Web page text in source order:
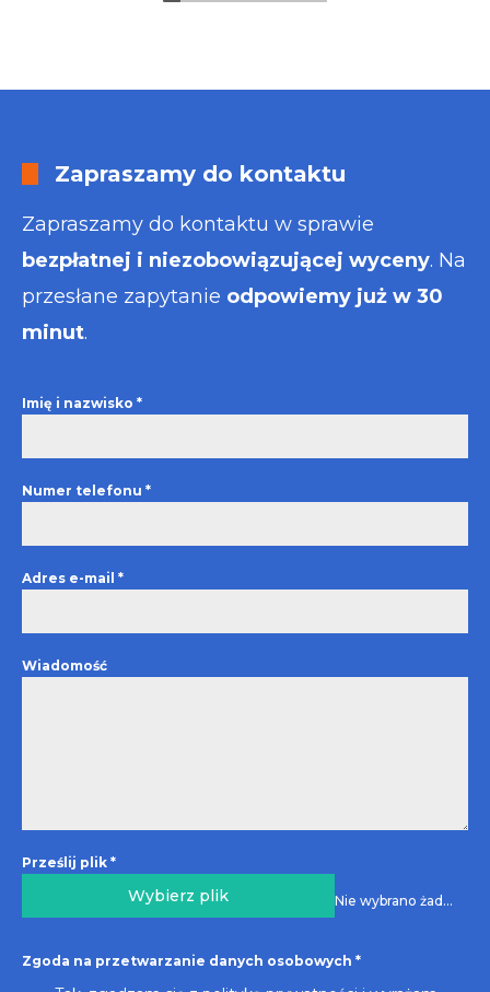
Zapraszamy do kontaktu
Zapraszamy do kontaktu w sprawie
bezpłatnej i niezobowiązującej wyceny. Na
przesłane zapytanie odpowiemy już w 30
minut.
Imię i nazwisko *
Numer telefonu *
Adres e-mail *
Wiadomość
Prześlij plik *
Wybierz plik Nie wybrano żadnego pliku
Zgoda na przetwarzanie danych osobowych *